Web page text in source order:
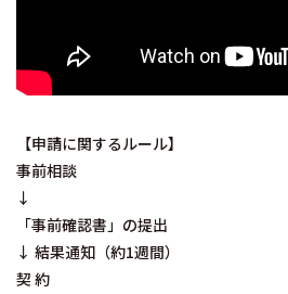
【申請に関するルール】
事前相談
↓
「事前確認書」の提出
↓ 結果通知（約1週間）
契 約